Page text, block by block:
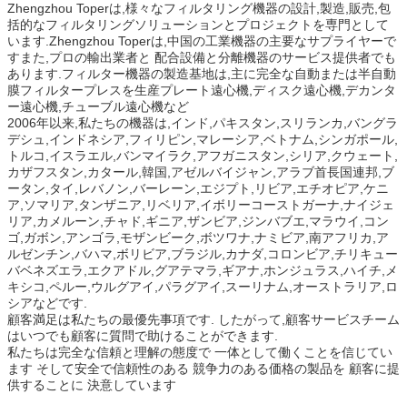
Zhengzhou Toperは,様々なフィルタリング機器の設計,製造,販売,包
括的なフィルタリングソリューションとプロジェクトを専門として
います.Zhengzhou Toperは,中国の工業機器の主要なサプライヤーで
すまた,プロの輸出業者と 配合設備と分離機器のサービス提供者でも
あります.フィルター機器の製造基地は,主に完全な自動または半自動
膜フィルタープレスを生産プレート遠心機,ディスク遠心機,デカンタ
ー遠心機,チューブル遠心機など
2006年以来,私たちの機器は,インド,パキスタン,スリランカ,バングラ
デシュ,インドネシア,フィリピン,マレーシア,ベトナム,シンガポール,
トルコ,イスラエル,バンマイラク,アフガニスタン,シリア,クウェート,
カザフスタン,カタール,韓国,アゼルバイジャン,アラブ首長国連邦,ブ
ータン,タイ,レバノン,バーレーン,エジプト,リビア,エチオピア,ケニ
ア,ソマリア,タンザニア,リベリア,イボリーコーストガーナ,ナイジェ
リア,カメルーン,チャド,ギニア,ザンビア,ジンバブエ,マラウイ,コン
ゴ,ガボン,アンゴラ,モザンビーク,ボツワナ,ナミビア,南アフリカ,ア
ルゼンチン,バハマ,ボリビア,ブラジル,カナダ,コロンビア,チリキュー
バベネズエラ,エクアドル,グアテマラ,ギアナ,ホンジュラス,ハイチ,メ
キシコ,ペルー,ウルグアイ,パラグアイ,スーリナム,オーストラリア,ロ
シアなどです.
顧客満足は私たちの最優先事項です. したがって,顧客サービスチーム
はいつでも顧客に質問で助けることができます.
私たちは完全な信頼と理解の態度で 一体として働くことを信じてい
ます そして安全で信頼性のある 競争力のある価格の製品を 顧客に提
供することに 決意しています